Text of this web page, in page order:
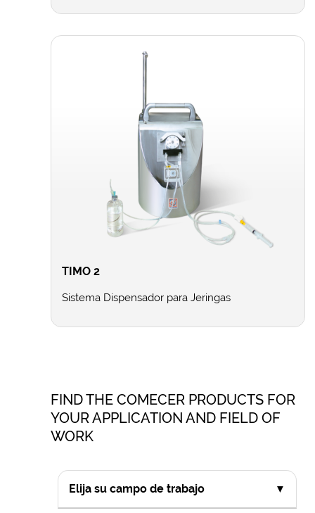
TIMO 2
Sistema Dispensador para Jeringas
FIND THE COMECER PRODUCTS FOR
YOUR APPLICATION AND FIELD OF
WORK
Elija su campo de trabajo ▼